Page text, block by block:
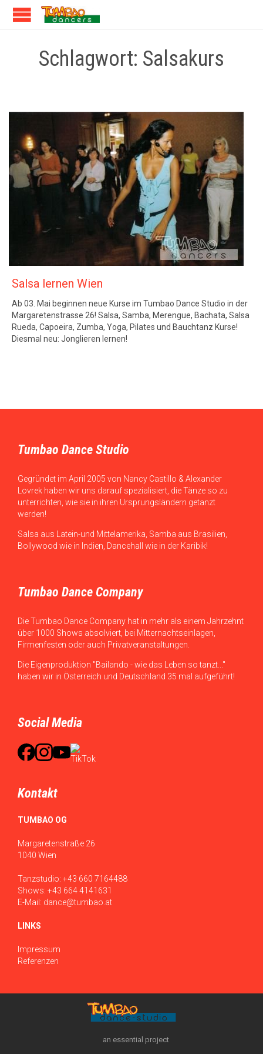
Schlagwort: Salsakurs
Salsa lernen Wien
Ab 03. Mai beginnen neue Kurse im Tumbao Dance Studio in der
Margaretenstrasse 26! Salsa, Samba, Merengue, Bachata, Salsa
Rueda, Capoeira, Zumba, Yoga, Pilates und Bauchtanz Kurse!
Diesmal neu: Jonglieren lernen!
Tumbao Dance Studio
Gegründet im April 2005 von Nancy Castillo & Alexander
Lovrek haben wir uns darauf spezialisiert, die Tänze so zu
unterrichten, wie sie in ihren Ursprungsländern getanzt
werden!
Salsa aus Latein-und Mittelamerika, Samba aus Brasilien,
Bollywood wie in Indien, Dancehall wie in der Karibik!
Tumbao Dance Company
Die Tumbao Dance Company hat in mehr als einem Jahrzehnt
über 1000 Shows absolviert, bei Mitternachtseinlagen,
Firmenfesten oder auch Privatveranstaltungen.
Die Eigenproduktion "Bailando - wie das Leben so tanzt..."
haben wir in Österreich und Deutschland 35 mal aufgeführt!
Social Media
Kontakt
TUMBAO OG
Margaretenstraße 26
1040 Wien
Tanzstudio: +43 660 7164488
Shows: +43 664 4141631
E-Mail: dance@tumbao.at
LINKS
Impressum
Referenzen
an essential project